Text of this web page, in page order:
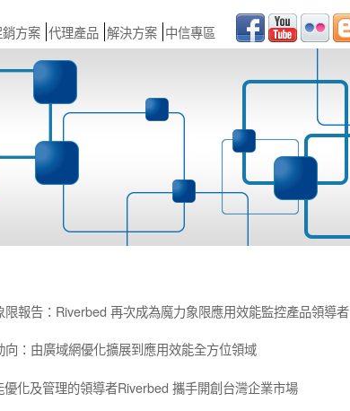
方案 代理產品 解決方案 中信專區
報告：Riverbed 再次成為魔力象限應用效能監控產品領導者
：由廣域網優化擴展到應用效能全方位領域
化及管理的領導者Riverbed 攜手開創台灣企業市場